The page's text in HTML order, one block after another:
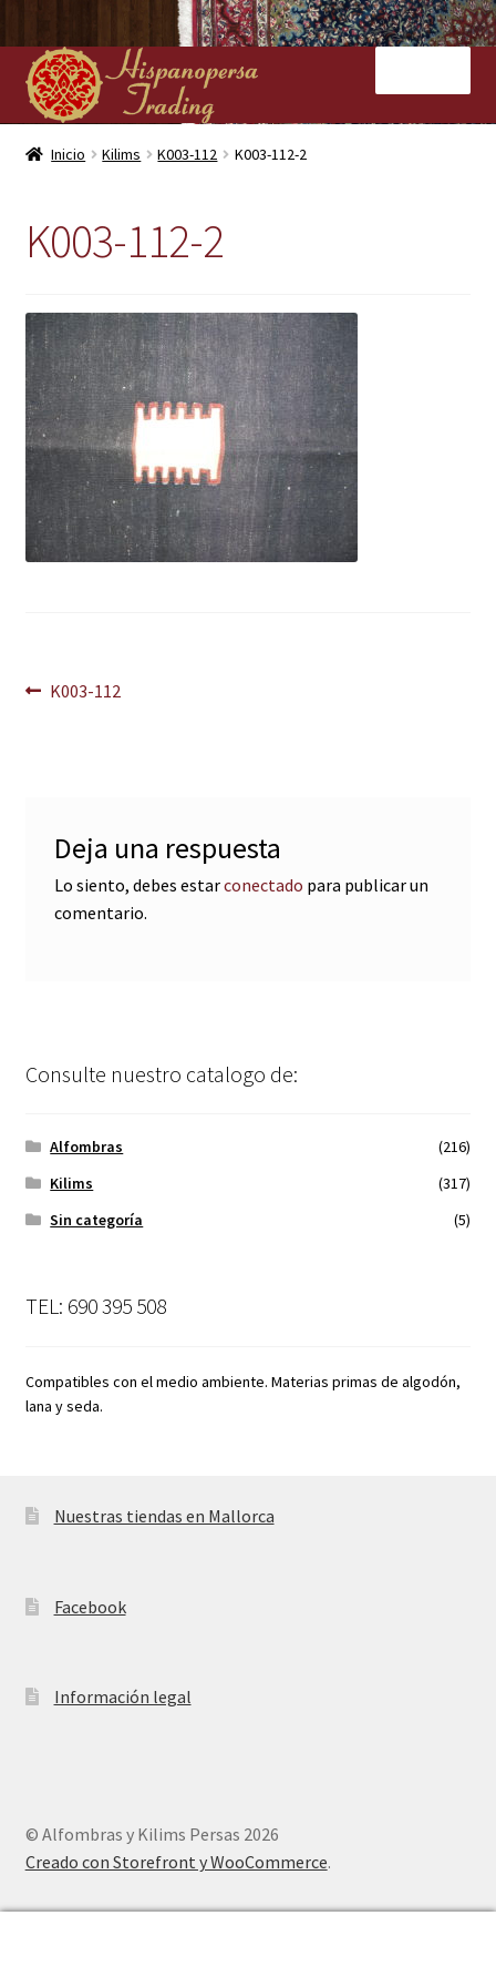
Ir
a
la
navegación
Ir
al
contenido
Inicio
Kilims
Contacto
Inicio Kilims K003-112 K003-112-2
K003-112-2
Navegación
Anterior:
K003-112
Deja una respuesta
Lo siento, debes estarconectado para publicar un
comentario.
Consulte nuestro catalogo de:
Alfombras
(216)
Kilims
(317)
Sin categoría
(5)
TEL: 690 395 508
Compatibles con el medio ambiente. Materias primas de algodón,
lana y seda.
Nuestras tiendas en Mallorca
Facebook
Información legal
© Alfombras y Kilims Persas 2026
Creado con Storefront y WooCommerce.